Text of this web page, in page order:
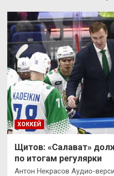
ХОККЕЙ
Щитов: «Салават»
по итогам регулярки
Антон Некрасов Аудио-